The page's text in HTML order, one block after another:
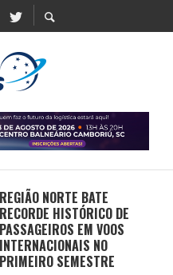
REGIÃO NORTE BATE
RECORDE HISTÓRICO DE
PASSAGEIROS EM VOOS
INTERNACIONAIS NO
PRIMEIRO SEMESTRE